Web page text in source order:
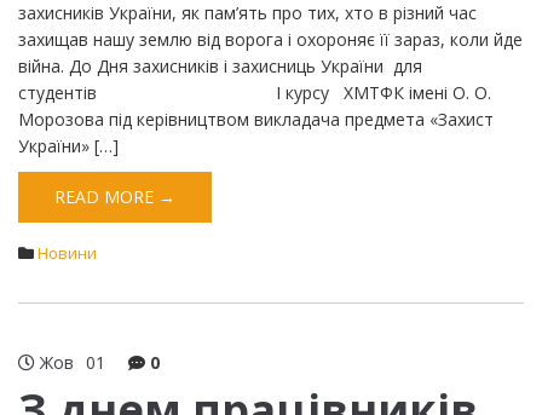
захисників України, як пам’ять про тих, хто в різний час
захищав нашу землю від ворога і охороняє її зараз, коли йде
війна. До Дня захисників і захисниць України для
студентів І курсу ХМТФК імені О. О.
Морозова під керівництвом викладача предмета «Захист
України» […]
READ MORE →
Новини
Жов 01 0